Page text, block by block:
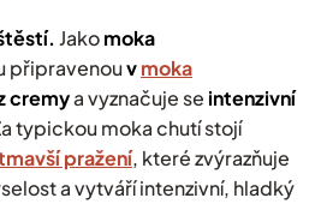
Jakomoka
připravenouvmoka
cremya vyznačuje se intenzivní
typickou moka chutí stojí
pražení, které zvýrazňuje
a vytváří intenzivní, hladký